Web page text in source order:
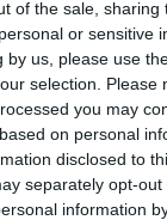
of the sale, sharing
or sensitive
by us, please use
selection. Please
you may
on personal
disclosed to
separately opt-
information
ακροατή
σκοτάδι,
αυθεντικό, το
τον ακροατή